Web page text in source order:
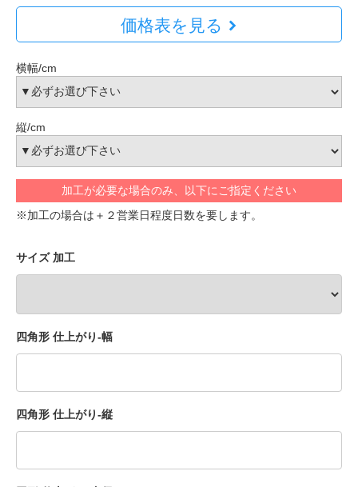
価格表を見る
横幅/cm
縦/cm
加工が必要な場合のみ、以下にご指定ください
※加工の場合は＋２営業日程度日数を要します。
サイズ 加工
四角形 仕上がり-幅
四角形 仕上がり-縦